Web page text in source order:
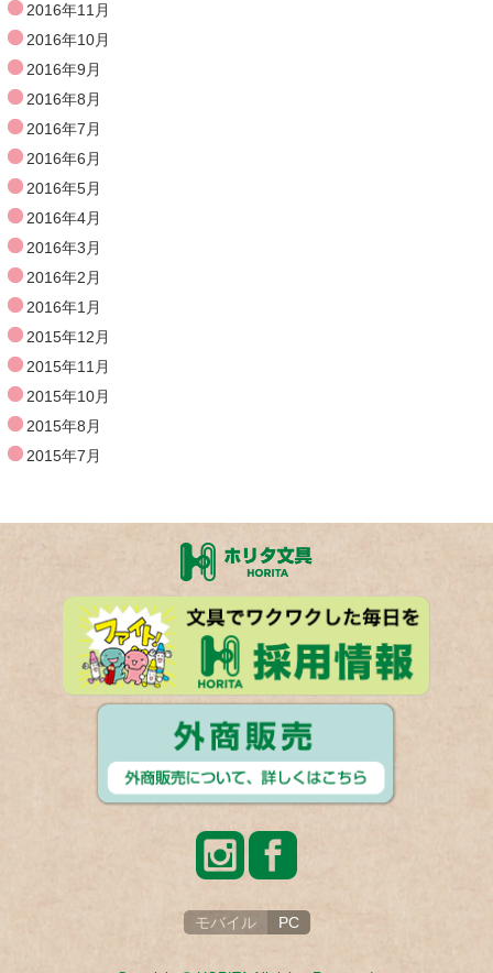
2016年11月
2016年10月
2016年9月
2016年8月
2016年7月
2016年6月
2016年5月
2016年4月
2016年3月
2016年2月
2016年1月
2015年12月
2015年11月
2015年10月
2015年8月
2015年7月
モバイル PC